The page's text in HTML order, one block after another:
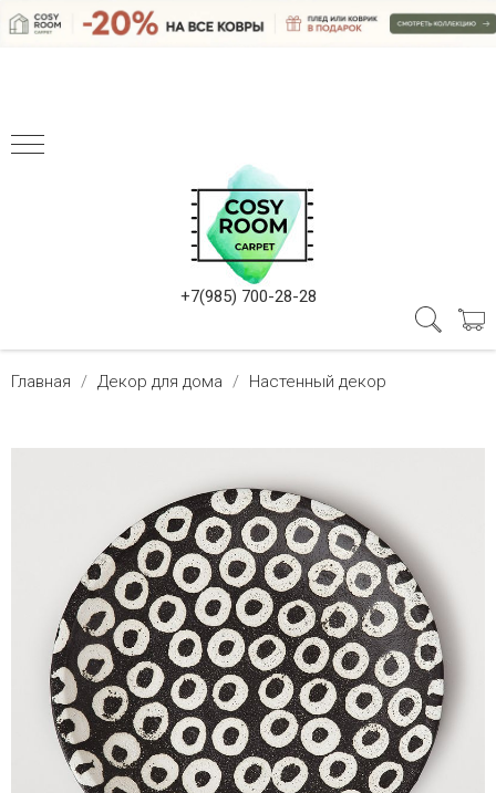
+7(985) 700-28-28
Главная Декор для дома Настенный декор